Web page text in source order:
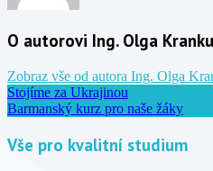
O autorovi Ing. Olga
Zobraz vše od autora Ing. Olga
Stojíme za Ukrajinou
Barmanský kurz pro naše žáky
Vše pro kvalitní studium